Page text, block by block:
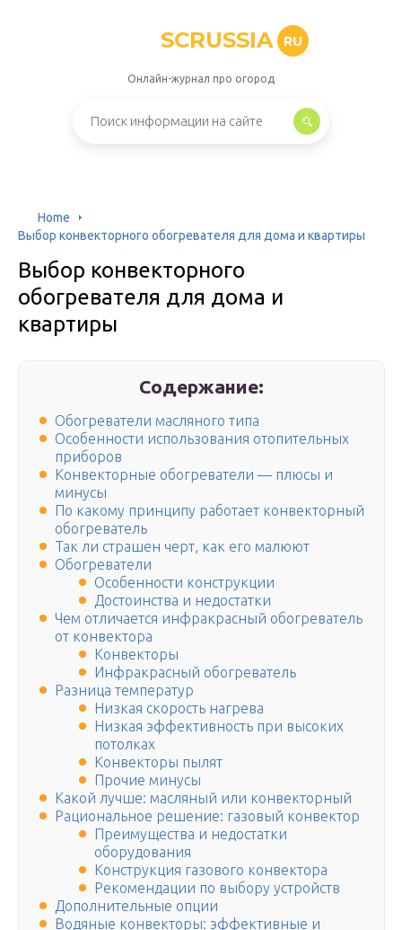
SCRUSSIA RU
Онлайн-журнал про огород
Home
Выбор конвекторного обогревателя для дома и квартиры
Выбор конвекторного
обогревателя для дома и
квартиры
Содержание:
Обогреватели масляного типа
Особенности использования отопительных
приборов
Конвекторные обогреватели — плюсы и
минусы
По какому принципу работает конвекторный
обогреватель
Так ли страшен черт, как его малюют
Обогреватели
Особенности конструкции
Достоинства и недостатки
Чем отличается инфракрасный обогреватель
от конвектора
Конвекторы
Инфракрасный обогреватель
Разница температур
Низкая скорость нагрева
Низкая эффективность при высоких
потолках
Конвекторы пылят
Прочие минусы
Какой лучше: масляный или конвекторный
Рациональное решение: газовый конвектор
Преимущества и недостатки
оборудования
Конструкция газового конвектора
Рекомендации по выбору устройств
Дополнительные опции
Водяные конвекторы: эффективные и